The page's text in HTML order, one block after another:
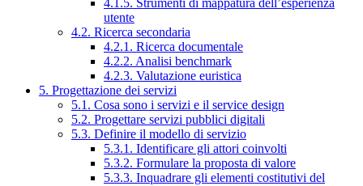
utente
4.2. Ricerca secondaria
4.2.1. Ricerca documentale
4.2.2. Analisi benchmark
4.2.3. Valutazione euristica
5. Progettazione dei servizi
5.1. Cosa sono i servizi e il service design
5.2. Progettare servizi pubblici digitali
5.3. Definire il modello di servizio
5.3.1. Identificare gli attori coinvolti
5.3.2. Formulare la proposta di valore
5.3.3. Inquadrare gli elementi costitutivi del